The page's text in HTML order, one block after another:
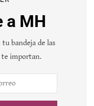
a MH
bandeja de las
te importan.